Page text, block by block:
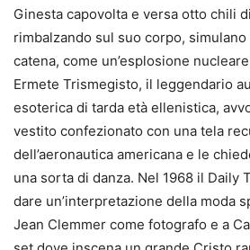
Ginesta capovolta e versa otto chili
rimbalzando sul suo corpo,
catena, come un’esplosione
Ermete Trismegisto, il leggendario
esoterica di tarda età ellenistica,
vestito confezionato con una tela
dell’aeronautica americana e le
una sorta di danza. Nel 1968 il Daily
dare un’interpretazione della moda
Jean Clemmer come fotografo e a